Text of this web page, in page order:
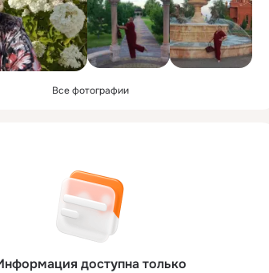
Все фотографии
доступна только